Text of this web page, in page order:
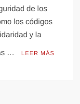
de los
los códigos
y la
… LEER MÁS